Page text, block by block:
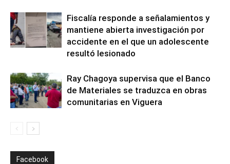
Fiscalía responde a señalamientos y
mantiene abierta investigación por
accidente en el que un adolescente
resultó lesionado
Ray Chagoya supervisa que el Banco
de Materiales se traduzca en obras
comunitarias en Viguera
Facebook